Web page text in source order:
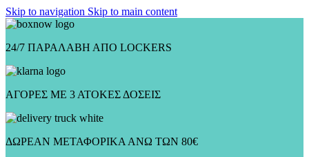
Skip to navigation Skip to main content
24/7 ΠΑΡΑΛΑΒΗ ΑΠΟ LOCKERS
ΑΓΟΡΕΣ ΜΕ 3 ΑΤΟΚΕΣ ΔΟΣΕΙΣ
ΔΩΡΕΑΝ ΜΕΤΑΦΟΡΙΚΑ ΑΝΩ ΤΩΝ 80€